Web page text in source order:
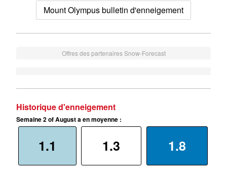
Mount Olympus bulletin d'enneigement
Offres des partenaires Snow-Forecast
Historique d'enneigement
Semaine 2 of August a en moyenne :
1.1 1.3 1.8